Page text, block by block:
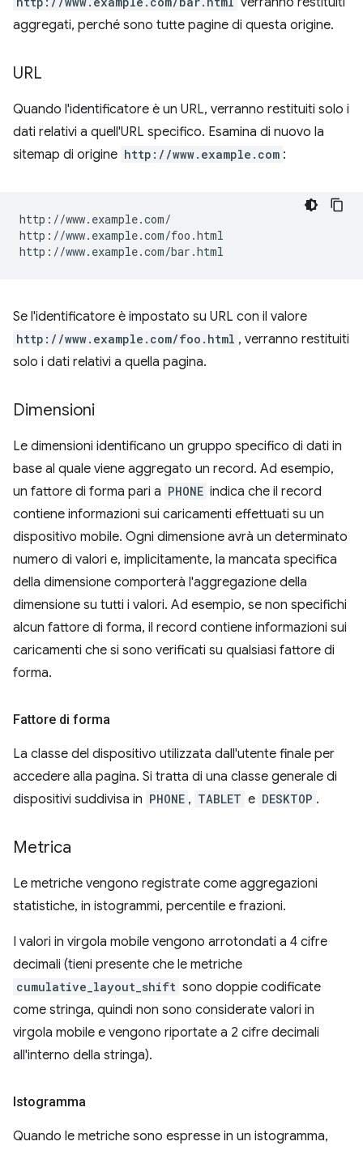
aggregati, perché sono tutte pagine di questa origine.
URL
Quando l'identificatore è un URL, verranno restituiti solo i
dati relativi a quell'URL specifico. Esamina di nuovo la
sitemap di origine http://www.example.com :
http://www.example.com/
http://www.example.com/foo.html
Se l'identificatore è impostato su URL con il valore
http://www.example.com/foo.html , verranno restituiti
solo i dati relativi a quella pagina.
Dimensioni
Le dimensioni identificano un gruppo specifico di dati in
base al quale viene aggregato un record. Ad esempio,
un fattore di forma pari a PHONE indica che il record
contiene informazioni sui caricamenti effettuati su un
dispositivo mobile. Ogni dimensione avrà un determinato
numero di valori e, implicitamente, la mancata specifica
della dimensione comporterà l'aggregazione della
dimensione su tutti i valori. Ad esempio, se non specifichi
alcun fattore di forma, il record contiene informazioni sui
caricamenti che si sono verificati su qualsiasi fattore di
forma.
Fattore di forma
La classe del dispositivo utilizzata dall'utente finale per
accedere alla pagina. Si tratta di una classe generale di
dispositivi suddivisa in PHONE , TABLET e DESKTOP .
Metrica
Le metriche vengono registrate come aggregazioni
statistiche, in istogrammi, percentile e frazioni.
I valori in virgola mobile vengono arrotondati a 4 cifre
decimali (tieni presente che le metriche
cumulative_layout_shift sono doppie codificate
come stringa, quindi non sono considerate valori in
virgola mobile e vengono riportate a 2 cifre decimali
all'interno della stringa).
Istogramma
Quando le metriche sono espresse in un istogramma,